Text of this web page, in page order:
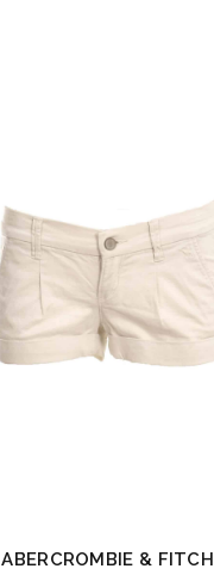
ABERCROMBIE & FITCH